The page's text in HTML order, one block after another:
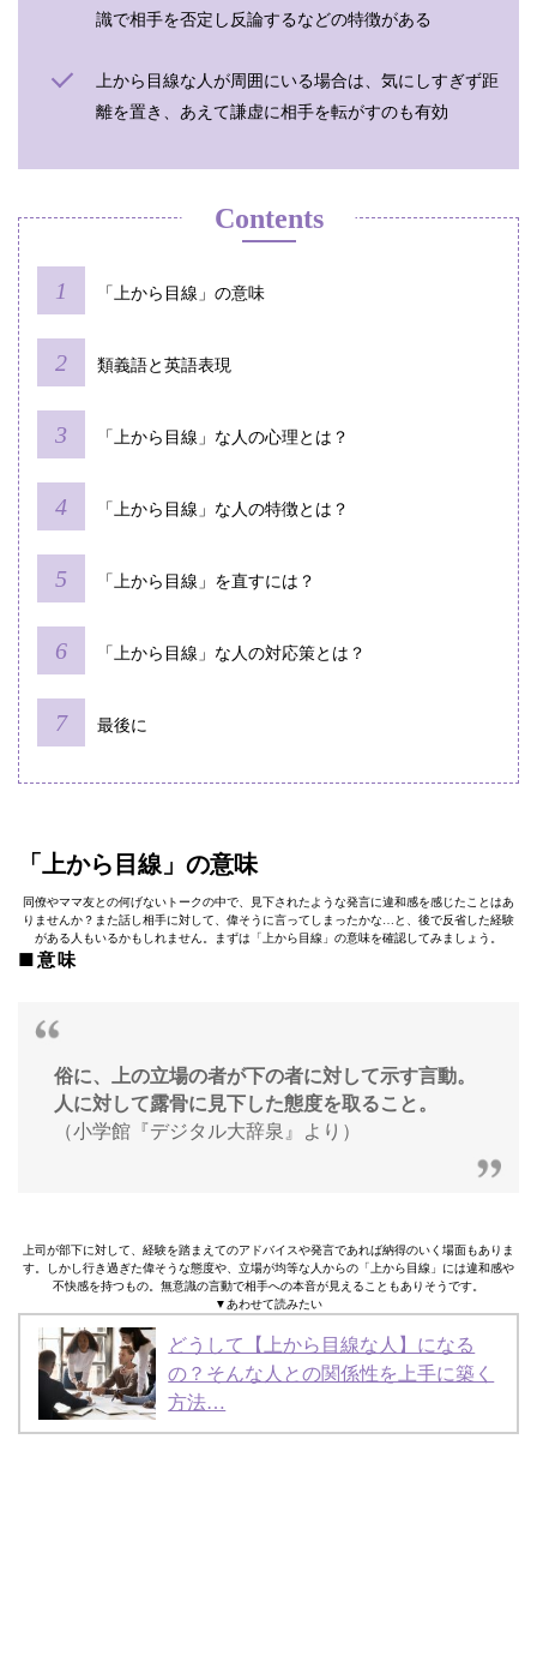
識で相手を否定し反論するなどの特徴がある
上から目線な人が周囲にいる場合は、気にしすぎず距
離を置き、あえて謙虚に相手を転がすのも有効
Contents
「上から目線」の意味
類義語と英語表現
「上から目線」な⼈の心理とは？
「上から目線」な⼈の特徴とは？
「上から目線」を直すには？
「上から目線」な⼈の対応策とは？
最後に
「上から目線」の意味
同僚やママ友との何げないトークの中で、見下されたような発言に違和感を感じたことはあ
りませんか？また話し相手に対して、偉そうに言ってしまったかな…と、後で反省した経験
がある人もいるかもしれません。まずは「上から目線」の意味を確認してみましょう。
■意味
俗に、上の立場の者が下の者に対して示す言動。
人に対して露骨に見下した態度を取ること。
（小学館『デジタル大辞泉』より）
上司が部下に対して、経験を踏まえてのアドバイスや発言であれば納得のいく場面もありま
す。しかし行き過ぎた偉そうな態度や、立場が均等な人からの「上から目線」には違和感や
不快感を持つもの。無意識の言動で相手への本音が見えることもありそうです。
▼あわせて読みたい
どうして【上から目線な人】になる
の？そんな人との関係性を上手に築く
方法…